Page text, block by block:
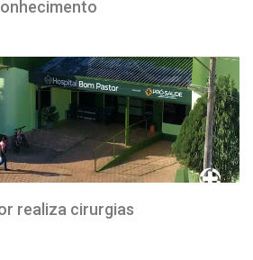
realiza cirurgias